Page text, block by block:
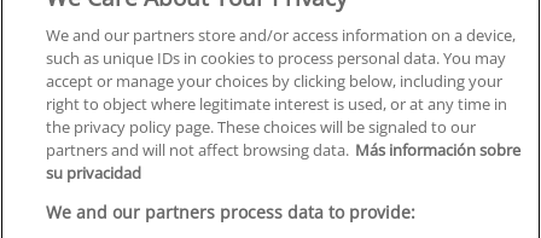
Orientación
Quiénes somos
Contacta
Política de Privacidad
We and our partners store and/or access information on a device,
such as unique IDs in cookies to process personal data. You may
accept or manage your choices by clicking below, including your
right to object where legitimate interest is used, or at any time in
the privacy policy page. These choices will be signaled to our
partners and will not affect browsing data. Más información sobre
su privacidad